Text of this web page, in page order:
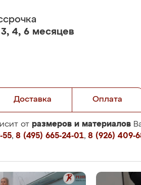
4, 6 месяцев
Доставка Оплата
от размеров и материалов
55, 8 (495) 665-24-01, 8 (926) 409-